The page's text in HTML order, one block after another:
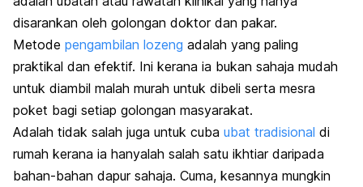
disarankan oleh golongan doktor dan pakar.
Metode pengambilan lozeng adalah yang paling
praktikal dan efektif. Ini kerana ia bukan sahaja mudah
untuk diambil malah murah untuk dibeli serta mesra
poket bagi setiap golongan masyarakat.
Adalah tidak salah juga untuk cuba ubat tradisional di
rumah kerana ia hanyalah salah satu ikhtiar daripada
bahan-bahan dapur sahaja. Cuma, kesannya mungkin